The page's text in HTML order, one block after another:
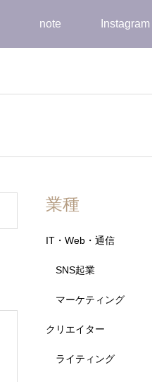
note Instagram
業種
IT・Web・通信
SNS起業
マーケティング
クリエイター
ライティング